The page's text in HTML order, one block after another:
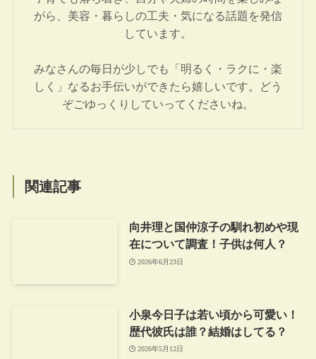
がら、美容・暮らしの工夫・気になる話題を発信
しています。
みなさんの毎日が少しでも「明るく・ラクに・楽
しく」なるお手伝いができたら嬉しいです。どう
ぞごゆっくりしていってくださいね。
関連記事
向井理と国仲涼子の馴れ初めや現
在について調査！子供は何人？
2026年6月23日
小泉今日子は若い頃から可愛い！
歴代彼氏は誰？結婚はしてる？
2026年5月12日